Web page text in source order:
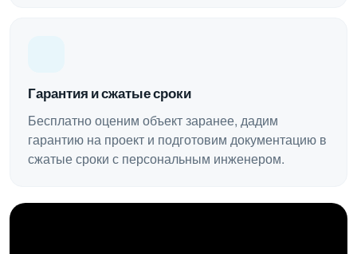
Гарантия и сжатые сроки
Бесплатно оценим объект заранее, дадим
гарантию на проект и подготовим документацию в
сжатые сроки с персональным инженером.